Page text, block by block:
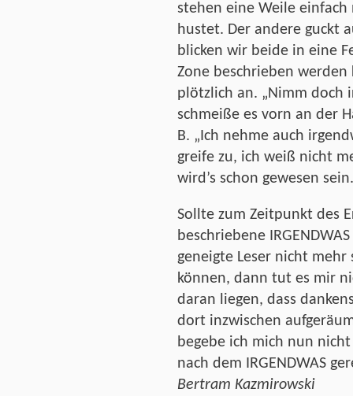
stehen eine Weile
hustet. Der andere guckt
blicken wir beide in eine
Zone beschrieben
plötzlich an. „Nimm doch
schmeiße es vorn an der
B. „Ich nehme auch
greife zu, ich weiß nicht
wird’s schon gewesen sein.
Sollte zum Zeitpunkt des
beschriebene
geneigte Leser nicht
können, dann tut es mir
daran liegen, dass
dort inzwischen
begebe ich mich nun
nach dem IRGENDWAS
Bertram Kazmirowski